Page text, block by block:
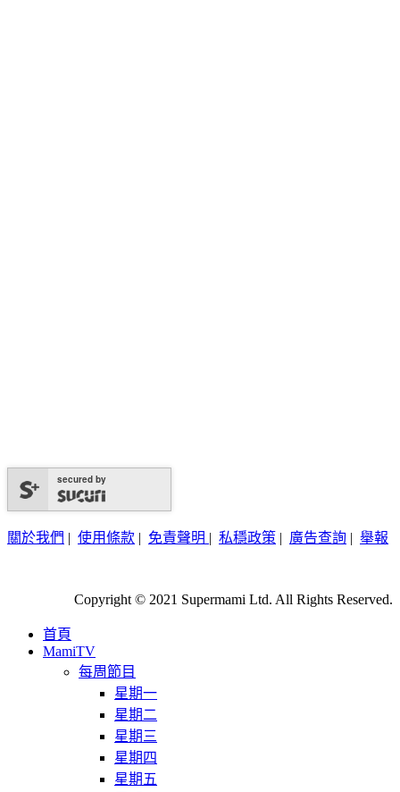
secured by
關於我們 | 使用條款 | 免責聲明 | 私穩政策 | 廣告查詢 | 舉報
Copyright © 2021 Supermami Ltd. All Rights Reserved.
首頁
MamiTV
每周節目
星期一
星期二
星期三
星期四
星期五